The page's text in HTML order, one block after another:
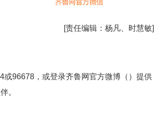
[责任编辑： 杨凡、时慧敏]
96678，或登录齐鲁网官方微博（）提供
。